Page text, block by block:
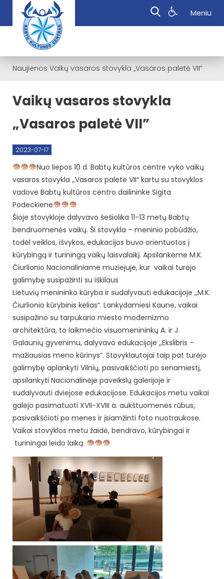
Meniu
Naujienos Vaikų vasaros stovykla „Vasaros paletė VII”
Vaikų vasaros stovykla
„Vasaros paletė VII”
2023-07-17
Nuo liepos 10 d. Babtų kultūros centre vyko vaikų
vasaros stovykla ,,Vasaros paletė VII“ kartu su stovyklos
vadove Babtų kultūros centro dailininke Sigita
Podeckiene
Šioje stovykloje dalyvavo šešiolika 11-13 metų Babtų
bendruomenės vaikų. Ši stovykla – meninio pobūdžio,
todėl veiklos, išvykos, edukacijos buvo orientuotos į
kūrybingą ir turiningą vaikų laisvalaikį. Apsilankėme M.K.
Čiurlionio Nacionaliniame muziejuje, kur vaikai turėjo
galimybę susipažinti su iškilaus
Lietuvių menininko kūryba ir sudalyvauti edukacijoje ,,M.K.
Čiurlionio kūrybinis kelias“. Lankydamiesi Kaune, vaikai
susipažino su tarpukario miesto modernizmo
architektūra, to laikmečio visuomenininkų A. ir J.
Galaunių gyvenimu, dalyvavo edukacijoje ,,Ekslibris –
mažiausias meno kūrinys“. Stovyklautojai taip pat turėjo
galimybę aplankyti Vilnių, pasivaikščioti po senamiestį,
apsilankyti Nacionalinėje paveikslų galerijoje ir
sudalyvauti dviejose edukacijose. Edukacijos metu vaikai
galėjo pasimatuoti XVII-XVIII a. aukštuomenės rūbus,
pasivaikščioti po menes ir įsiamžinti foto nuotraukose.
Vaikai stovyklos metu žaidė, bendravo, kūrybingai ir
turiningai leido laiką.